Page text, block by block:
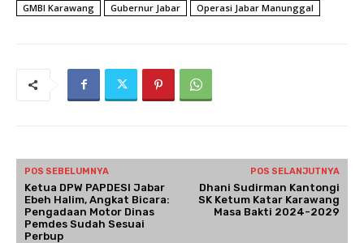
GMBI Karawang
Gubernur Jabar Operasi Jabar Manunggal
POS SEBELUMNYA
Ketua DPW PAPDESI Jabar
Ebeh Halim, Angkat Bicara:
Pengadaan Motor Dinas
Pemdes Sudah Sesuai
Perbup
POS SELANJUTNYA
Dhani Sudirman Kantongi
SK Ketum Katar Karawang
Masa Bakti 2024-2029